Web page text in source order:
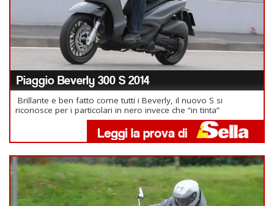
Piaggio Beverly 300 S 2014
Brillante e ben fatto come tutti i Beverly, il nuovo S si
riconosce per i particolari in nero invece che “in tinta”